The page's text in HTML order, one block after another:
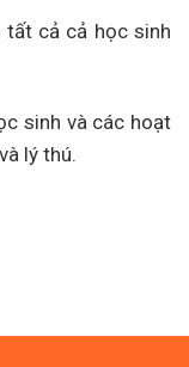
tất cả cả học sinh
sinh và các hoạt
lý thú.